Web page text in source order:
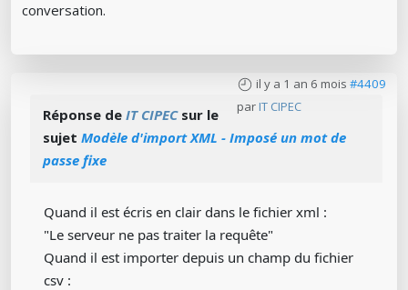
conversation.
il y a 1 an 6 mois #4409
par IT CIPEC
Réponse de IT CIPECsur le
sujet Modèle d'import XML - Imposé un mot de
passe fixe
Quand il est écris en clair dans le fichier xml :
"Le serveur ne pas traiter la requête"
Quand il est importer depuis un champ du fichier
csv :